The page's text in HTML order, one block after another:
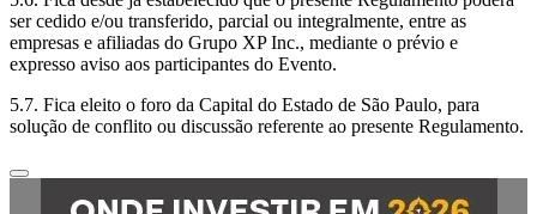
ser cedido e/ou transferido, parcial ou integralmente, entre as
empresas e afiliadas do Grupo XP Inc., mediante o prévio e
expresso aviso aos participantes do Evento.
5.7. Fica eleito o foro da Capital do Estado de São Paulo, para
solução de conflito ou discussão referente ao presente Regulamento.